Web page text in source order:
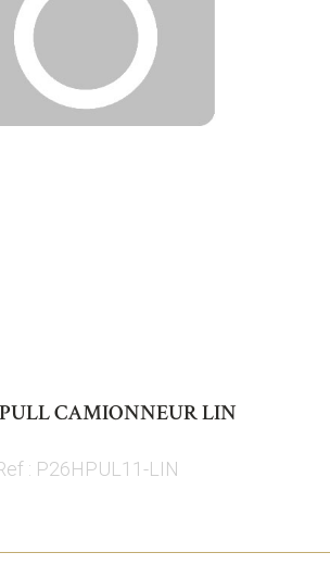
CAMIONNEUR LIN
: P26HPUL11-LIN